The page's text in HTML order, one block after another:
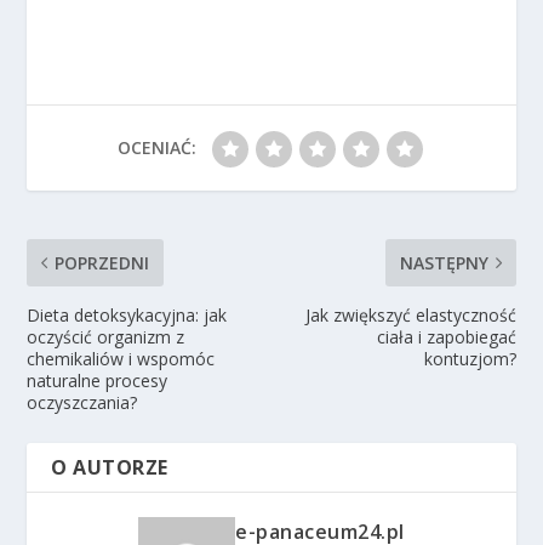
OCENIAĆ:
POPRZEDNI
Dieta detoksykacyjna: jak
oczyścić organizm z
chemikaliów i wspomóc
naturalne procesy
oczyszczania?
NASTĘPNY
Jak zwiększyć elastyczność
ciała i zapobiegać
kontuzjom?
O AUTORZE
e-panaceum24.pl